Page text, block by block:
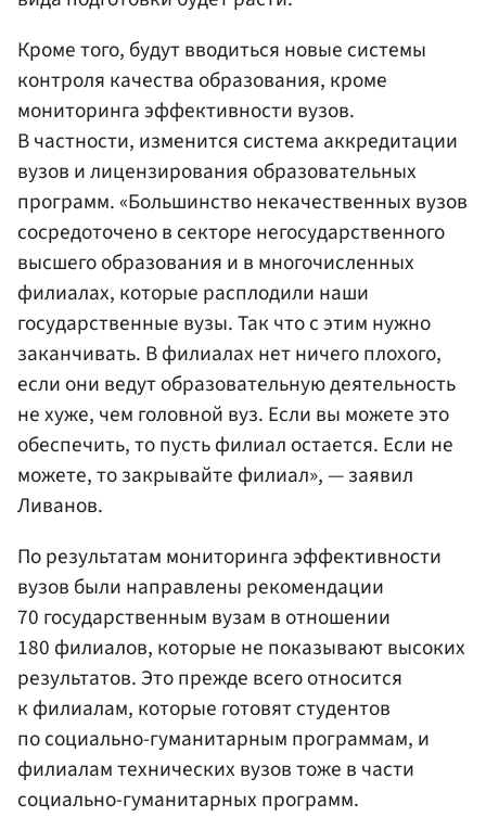
Кроме того, будут вводиться новые системы
контроля качества образования, кроме
мониторинга эффективности вузов.
В частности, изменится система аккредитации
вузов и лицензирования образовательных
программ. «Большинство некачественных вузов
сосредоточено в секторе негосударственного
высшего образования и в многочисленных
филиалах, которые расплодили наши
государственные вузы. Так что с этим нужно
заканчивать. В филиалах нет ничего плохого,
если они ведут образовательную деятельность
не хуже, чем головной вуз. Если вы можете это
обеспечить, то пусть филиал остается. Если не
можете, то закрывайте филиал», — заявил
Ливанов.
По результатам мониторинга эффективности
вузов были направлены рекомендации
70 государственным вузам в отношении
180 филиалов, которые не показывают высоких
результатов. Это прежде всего относится
к филиалам, которые готовят студентов
по социально-гуманитарным программам, и
филиалам технических вузов тоже в части
социально-гуманитарных программ.